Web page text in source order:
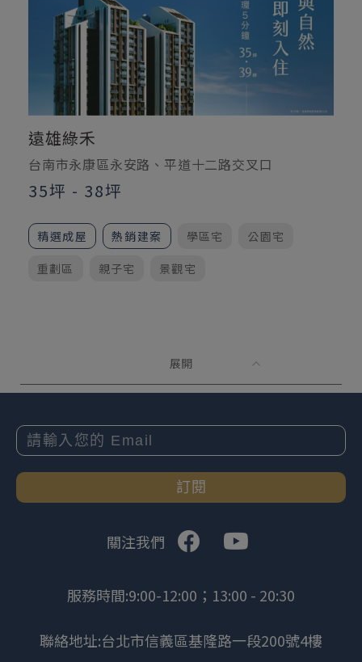
遠雄綠禾
台南市永康區永安路、平道十二路交叉口
35坪 - 38坪
精選成屋 熱銷建案 學區宅
公園宅
重劃區
親子宅 景觀宅
展開
關注我們
訂閱
服務時間:9:00-12:00；13:00 - 20:30
聯絡地址:台北市信義區基隆路一段200號4樓